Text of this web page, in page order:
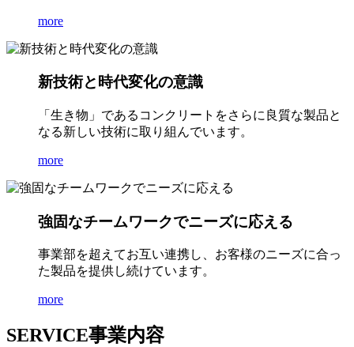
more
新技術と時代変化の意識
「生き物」であるコンクリートをさらに良質な製品と
なる新しい技術に取り組んでいます。
more
強固なチームワークでニーズに応える
事業部を超えてお互い連携し、お客様のニーズに合っ
た製品を提供し続けています。
more
SERVICE事業内容